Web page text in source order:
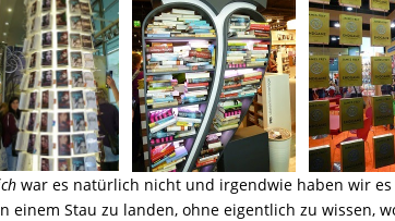
war es natürlich nicht und irgendwie haben wir
einem Stau zu landen, ohne eigentlich zu wissen,